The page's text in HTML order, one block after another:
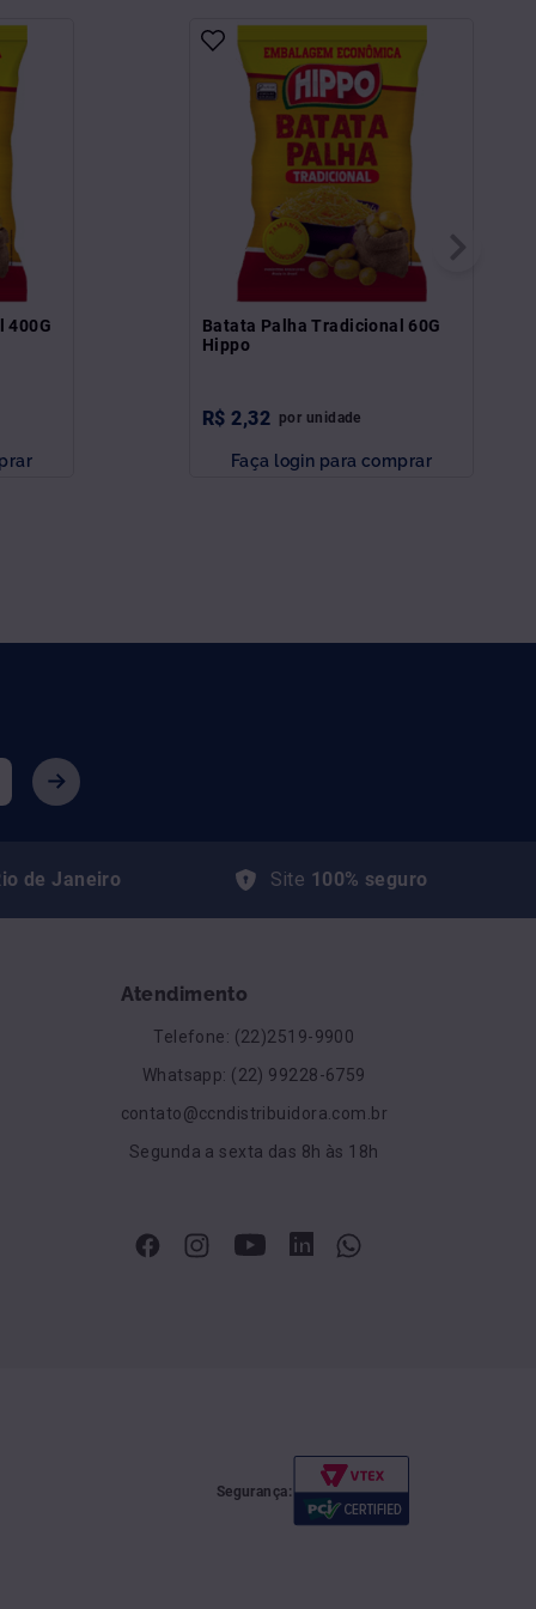
400G
Batata Palha Tradicional 60G
Hippo
R$ 2,32 por unidade
Faça login para comprar
de Janeiro Site 100% seguro
Atendimento
Telefone: (22)2519-9900
Whatsapp: (22) 99228-6759
contato@ccndistribuidora.com.br
Segunda a sexta das 8h às 18h
Segurança: